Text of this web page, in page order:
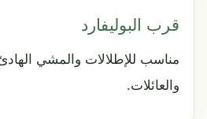
قرب البوليفارد
مناسب للإطلالات والمشي
والعائلات.